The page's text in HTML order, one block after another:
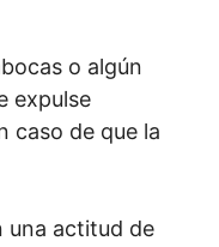
o algún
expulse
caso de que la
una actitud de